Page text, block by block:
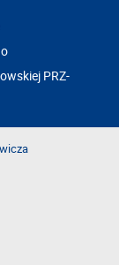
PRZ-